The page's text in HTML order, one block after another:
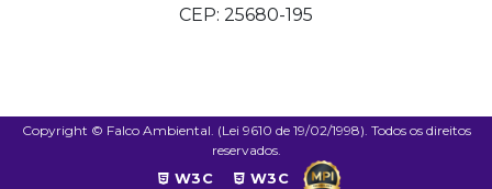
CEP: 25680-195
Copyright © Falco Ambiental. (Lei 9610 de 19/02/1998). Todos os direitos
reservados.
W3C
W3C